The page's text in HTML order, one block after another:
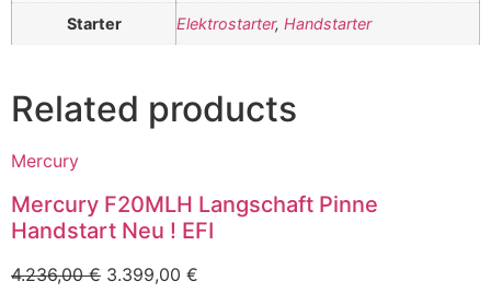
Starter Elektrostarter, Handstarter
Related products
Mercury
Mercury F20MLH Langschaft Pinne
Handstart Neu ! EFI
4.236,00€ 3.399,00 €